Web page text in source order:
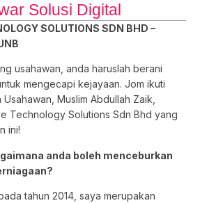
Solusi Digital
SOLUTIONS SDN BHD –
usahawan, anda haruslah berani
mengecapi kejayaan. Jom ikuti
Muslim Abdullah Zaik,
Technology Solutions Sdn Bhd yang
ini!
anda boleh menceburkan
tahun 2014, saya merupakan